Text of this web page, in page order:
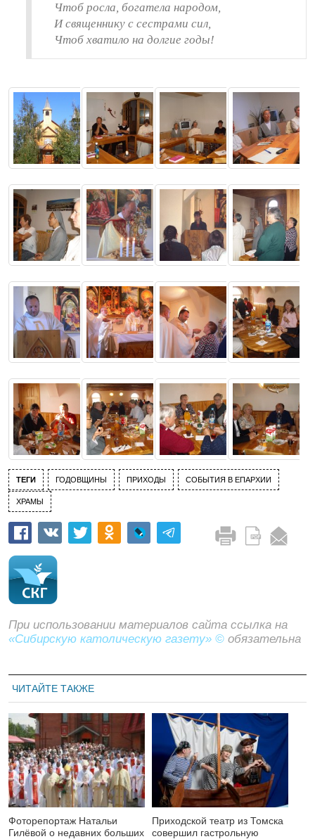
Чтоб росла, богатела народом,
И священнику с сестрами сил,
Чтоб хватило на долгие годы!
ТЕГИ ГОДОВЩИНЫ ПРИХОДЫ СОБЫТИЯ В ЕПАРХИИ
ХРАМЫ
При использовании материалов сайта ссылка на
«Сибирскую католическую газету» © обязательна
ЧИТАЙТЕ ТАКЖЕ
Фоторепортаж Натальи
Гилёвой о недавних больших
Приходской театр из Томска
совершил гастрольную